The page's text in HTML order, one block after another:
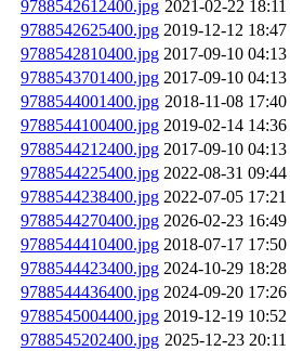
9788542612400.jpg 2021-02-22 18:11
9788542625400.jpg 2019-12-12 18:47
9788542810400.jpg 2017-09-10 04:13
9788543701400.jpg 2017-09-10 04:13
9788544001400.jpg 2018-11-08 17:40
9788544100400.jpg 2019-02-14 14:36
9788544212400.jpg 2017-09-10 04:13
9788544225400.jpg 2022-08-31 09:44
9788544238400.jpg 2022-07-05 17:21
9788544270400.jpg 2026-02-23 16:49
9788544410400.jpg 2018-07-17 17:50
9788544423400.jpg 2024-10-29 18:28
9788544436400.jpg 2024-09-20 17:26
9788545004400.jpg 2019-12-19 10:52
9788545202400.jpg 2025-12-23 20:11